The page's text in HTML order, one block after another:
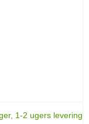
1-2 ugers levering